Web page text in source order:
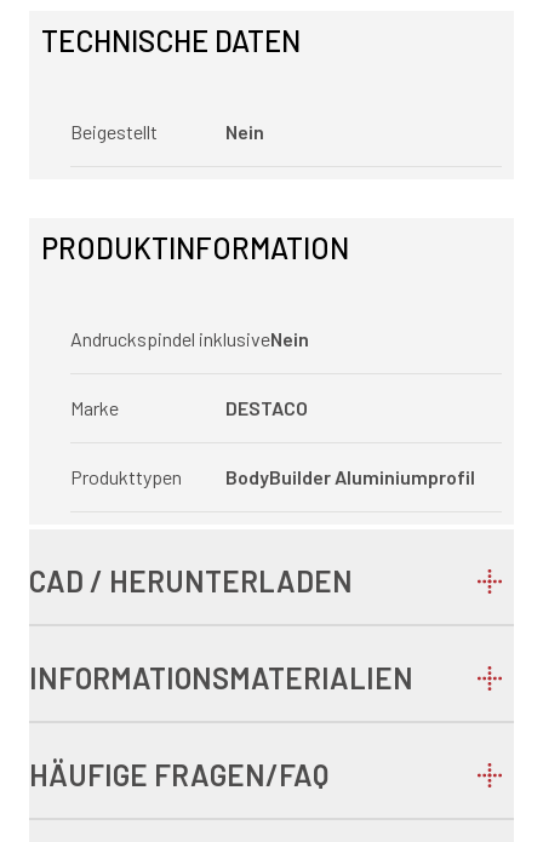
TECHNISCHE DATEN
Beigestellt Nein
PRODUKTINFORMATION
Andruckspindel inklusiveNein
Marke DESTACO
Produkttypen BodyBuilder Aluminiumprofil
CAD / HERUNTERLADEN
INFORMATIONSMATERIALIEN
HÄUFIGE FRAGEN/FAQ